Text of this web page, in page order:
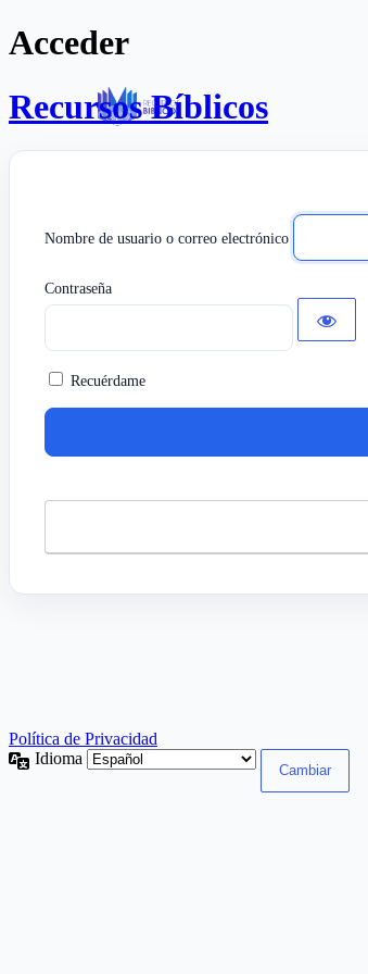
Acceder
Recursos Bíblicos
Nombre de usuario o correo electrónico
Contraseña
Recuérdame
Política de Privacidad
Idioma